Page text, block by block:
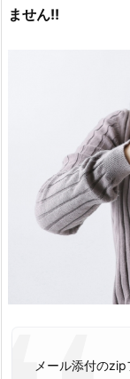
ません!!
メール添付の